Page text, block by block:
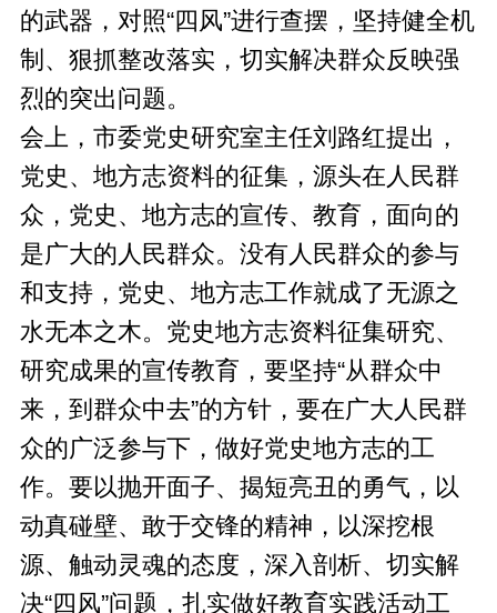
的武器，对照“四风”进行查摆，坚持健全机
制、狠抓整改落实，切实解决群众反映强
烈的突出问题。
会上，市委党史研究室主任刘路红提出，
党史、地方志资料的征集，源头在人民群
众，党史、地方志的宣传、教育，面向的
是广大的人民群众。没有人民群众的参与
和支持，党史、地方志工作就成了无源之
水无本之木。党史地方志资料征集研究、
研究成果的宣传教育，要坚持“从群众中
来，到群众中去”的方针，要在广大人民群
众的广泛参与下，做好党史地方志的工
作。要以抛开面子、揭短亮丑的勇气，以
动真碰壁、敢于交锋的精神，以深挖根
源、触动灵魂的态度，深入剖析、切实解
决“四风”问题，扎实做好教育实践活动工